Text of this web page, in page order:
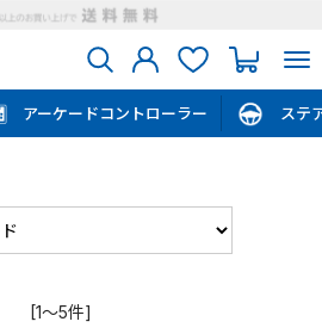
アーケードコントローラー ステ
[1～5件]